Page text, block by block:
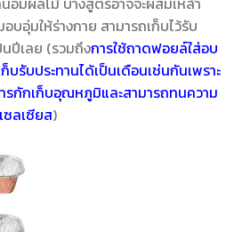
บอุ่มให้ร่างกาย สามารถเก็บไว้รับ
นปีเลย (รวมถึงการใช้ถาดฟอยล์ใส่อบ
รับประทานได้เป็นเดือนเช่นกันเพราะ
กักเก็บอุณหภูมิและสามารถทนความ
ลเซียส)